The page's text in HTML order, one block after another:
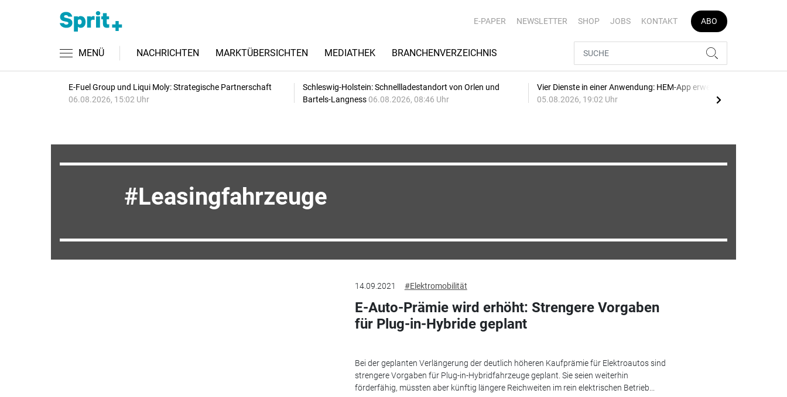
E-PAPER NEWSLETTER SHOP JOBS KONTAKT ABO
MENÜ NACHRICHTEN MARKTÜBERSICHTEN MEDIATHEK BRANCHENVERZEICHNIS
E-Fuel Group und Liqui Moly: Strategische Partnerschaft
06.08.2026, 15:02 Uhr
Schleswig-Holstein: Schnellladestandort von Orlen und
Bartels-Langness 06.08.2026, 08:46 Uhr
Vier Dienste in einer Anwendung: HEM-App erweitert
05.08.2026, 19:02 Uhr
Leasingfahrzeuge
14.09.2021 #Elektromobilität
E-Auto-Prämie wird erhöht: Strengere Vorgaben
für Plug-in-Hybride geplant
Bei der geplanten Verlängerung der deutlich höheren Kaufprämie für Elektroautos sind
strengere Vorgaben für Plug-in-Hybridfahrzeuge geplant. Sie seien weiterhin
förderfähig, müssten aber künftig längere Reichweiten im rein elektrischen Betrieb...